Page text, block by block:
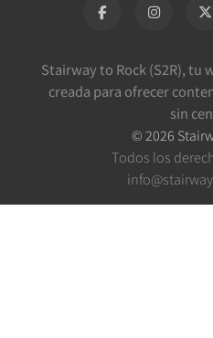
Stairway to Rock (S2R), tu
creada para ofrecer
sin
© 2026
Todos los